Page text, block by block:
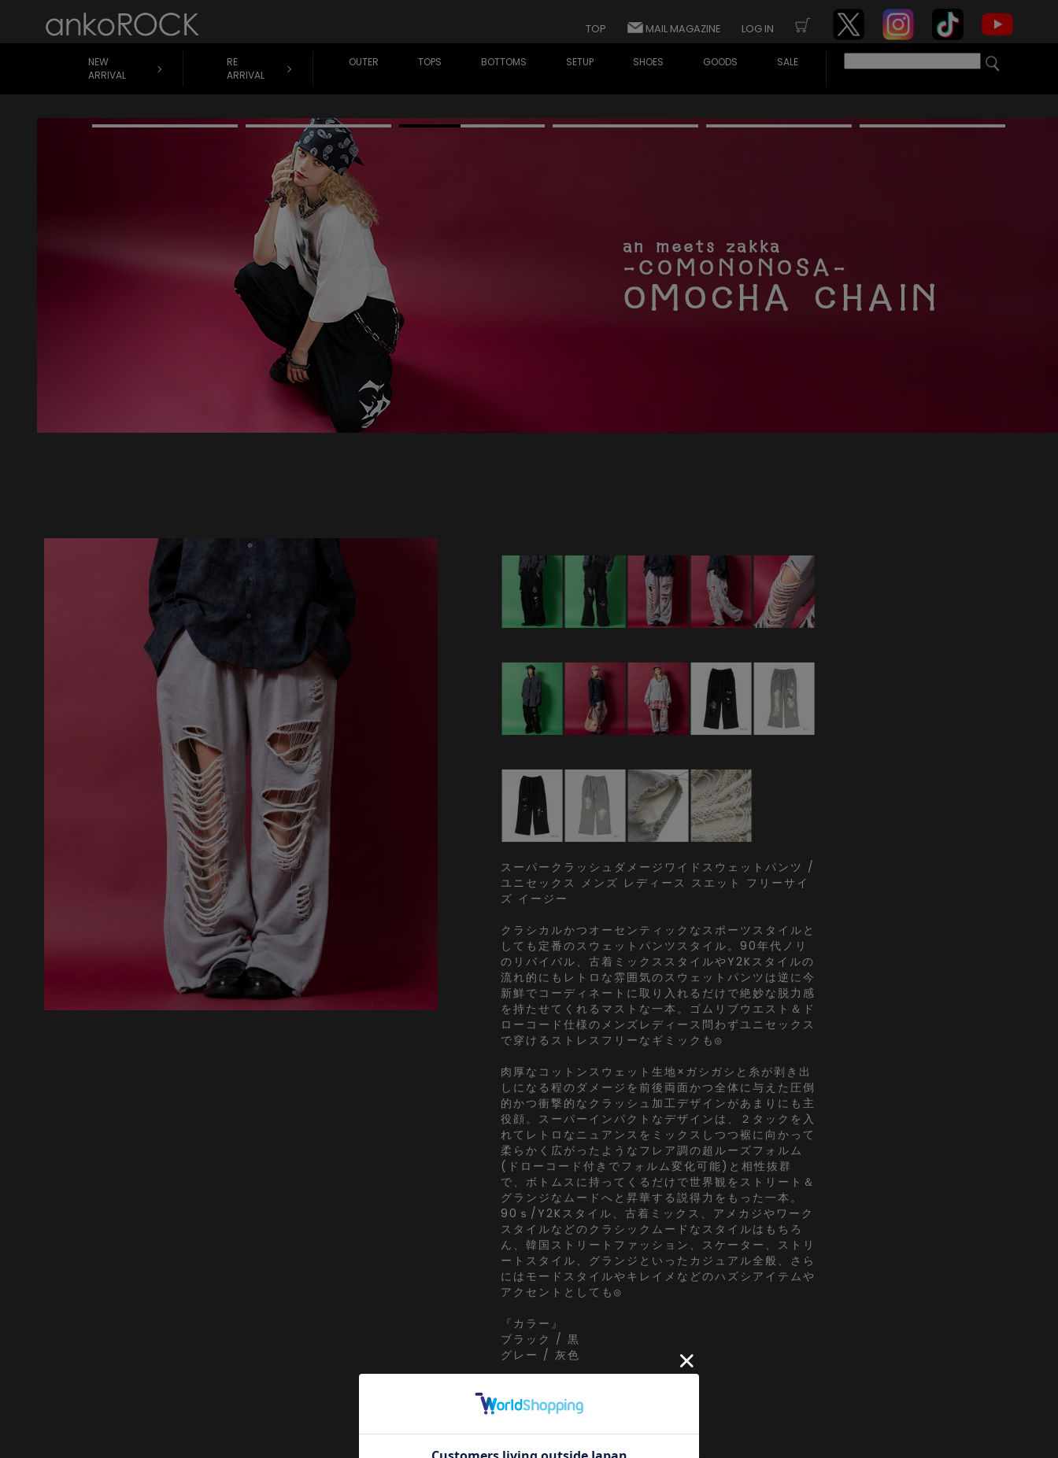
TOP MAIL MAGAZINE LOG IN
NEW
ARRIVAL
RE
ARRIVAL
OUTER TOPS BOTTOMS SETUP SHOES GOODS SALE
スーパークラッシュダメージワイドスウェットパンツ /
ユニセックス メンズ レディース スエット フリーサイ
ズ イージー
クラシカルかつオーセンティックなスポーツスタイルと
しても定番のスウェットパンツスタイル。90年代ノリ
のリバイバル、古着ミックススタイルやY2Kスタイルの
流れ的にもレトロな雰囲気のスウェットパンツは逆に今
新鮮でコーディネートに取り入れるだけで絶妙な脱力感
を持たせてくれるマストな一本。ゴムリブウエスト＆ド
ローコード仕様のメンズレディース問わずユニセックス
で穿けるストレスフリーなギミックも◎
肉厚なコットンスウェット生地×ガシガシと糸が剥き出
しになる程のダメージを前後両面かつ全体に与えた圧倒
的かつ衝撃的なクラッシュ加工デザインがあまりにも主
役顔。スーパーインパクトなデザインは、２タックを入
れてレトロなニュアンスをミックスしつつ裾に向かって
柔らかく広がったようなフレア調の超ルーズフォルム
(ドローコード付きでフォルム変化可能)と相性抜群
で、ボトムスに持ってくるだけで世界観をストリート＆
グランジなムードへと昇華する説得力をもった一本。
90ｓ/Y2Kスタイル、古着ミックス、アメカジやワーク
スタイルなどのクラシックムードなスタイルはもちろ
ん、韓国ストリートファッション、スケーター、ストリ
ートスタイル、グランジといったカジュアル全般、さら
にはモードスタイルやキレイメなどのハズシアイテムや
アクセントとしても◎
『カラー』
ブラック / 黒
グレー / 灰色
【a.p.o.v. / エーピーオービー】
a point of view...